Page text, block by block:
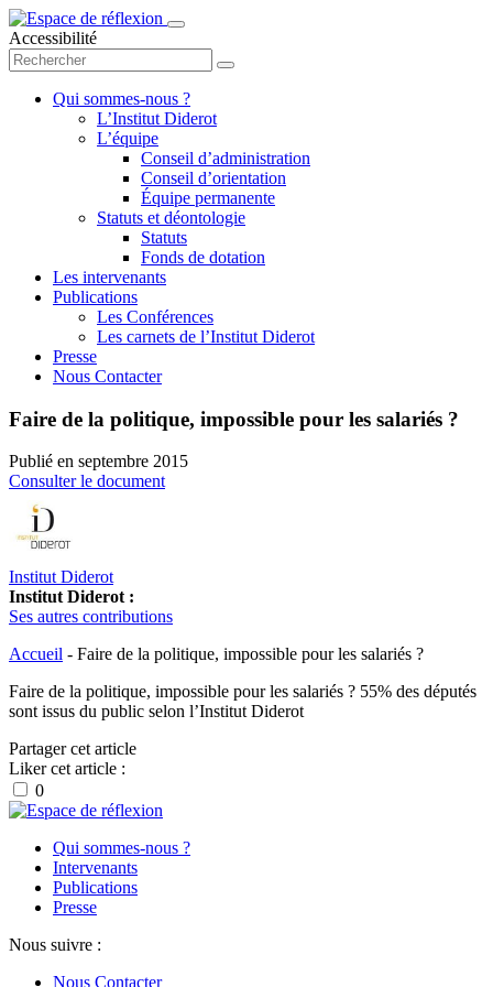
Accessibilité
Qui sommes-nous ?
L’Institut Diderot
L’équipe
Conseil d’administration
Conseil d’orientation
Équipe permanente
Statuts et déontologie
Statuts
Fonds de dotation
Les intervenants
Publications
Les Conférences
Les carnets de l’Institut Diderot
Presse
Nous Contacter
Faire de la politique, impossible pour les salariés ?
Publié en septembre 2015
Consulter le document
Institut Diderot
Institut Diderot :
Ses autres contributions
Accueil - Faire de la politique, impossible pour les salariés ?
Faire de la politique, impossible pour les salariés ? 55% des députés
sont issus du public selon l’Institut Diderot
Partager cet article
Liker cet article :
0
Qui sommes-nous ?
Intervenants
Publications
Presse
Nous suivre :
Nous Contacter